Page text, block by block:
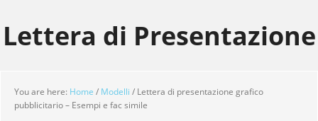
to
main
to
primary
to
footer
Lettera di Presentazione
You are here: Home / Modelli / Lettera di presentazione grafico
pubblicitario – Esempi e fac simile